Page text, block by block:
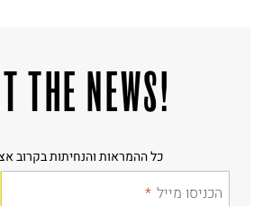
!GET THE NEWS
כל ההמראות והנחיתות בקרוב
הכניסו מייל